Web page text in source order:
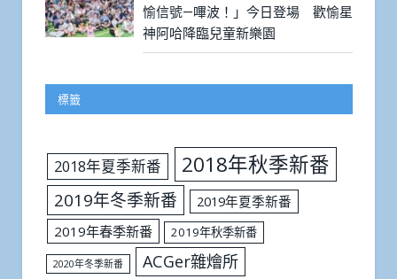
愉信號—嗶波！」今日登場 歡愉星
神阿哈降臨兒童新樂園
標籤
2018年夏季新番 2018年秋季新番
2019年冬季新番
2019年夏季新番
2019年春季新番
2019年秋季新番
2020年冬季新番 ACGer雜燴所